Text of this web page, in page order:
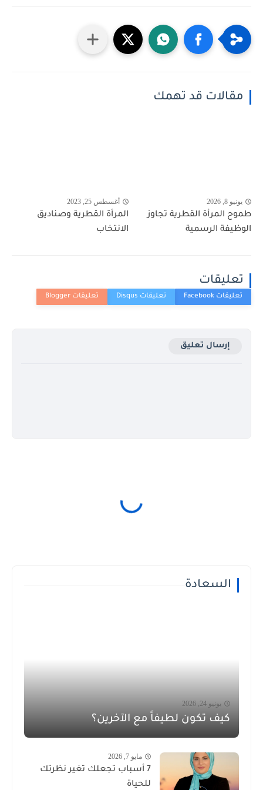
مقالات قد تهمك
يونيو 8, 2026
طموح المرأة القطرية تجاوز
الوظيفة الرسمية
أغسطس 25, 2023
المرأة القطرية وصناديق
الانتخاب
تعليقات
إرسال تعليق
السعادة
يونيو 24, 2026
كيف تكون لطيفاً مع الآخرين؟
مايو 7, 2026
7 أسباب تجعلك تغير نظرتك
للحياة